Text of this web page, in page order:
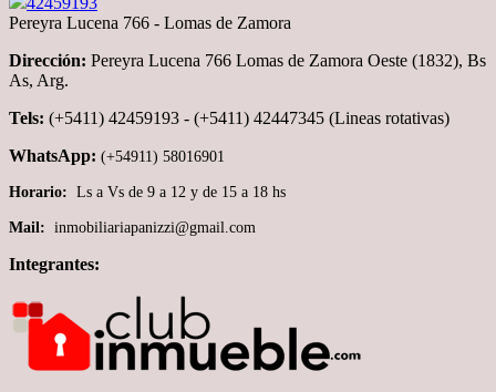
Pereyra Lucena 766 - Lomas de Zamora
Dirección: Pereyra Lucena 766 Lomas de Zamora Oeste (1832), Bs
As, Arg.
Tels: (+5411) 42459193 - (+5411) 42447345 (Lineas rotativas)
WhatsApp: (+54911) 58016901
Horario: Ls a Vs de 9 a 12 y de 15 a 18 hs
Mail: inmobiliariapanizzi@gmail.com
Integrantes: